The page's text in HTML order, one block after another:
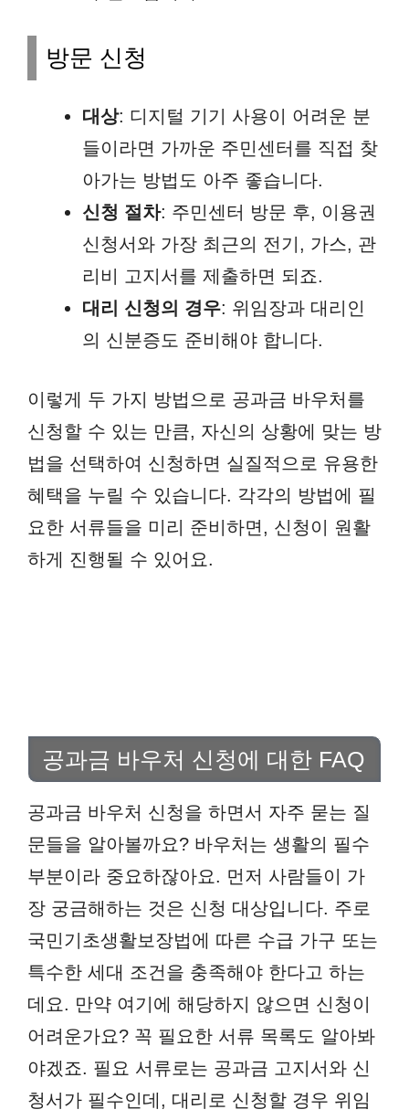
방문 신청
대상: 디지털 기기 사용이 어려운 분
들이라면 가까운 주민센터를 직접 찾
아가는 방법도 아주 좋습니다.
신청 절차: 주민센터 방문 후, 이용권
신청서와 가장 최근의 전기, 가스, 관
리비 고지서를 제출하면 되죠.
대리 신청의 경우: 위임장과 대리인
의 신분증도 준비해야 합니다.
이렇게 두 가지 방법으로 공과금 바우처를
신청할 수 있는 만큼, 자신의 상황에 맞는 방
법을 선택하여 신청하면 실질적으로 유용한
혜택을 누릴 수 있습니다. 각각의 방법에 필
요한 서류들을 미리 준비하면, 신청이 원활
하게 진행될 수 있어요.
공과금 바우처 신청에 대한 FAQ
공과금 바우처 신청을 하면서 자주 묻는 질
문들을 알아볼까요? 바우처는 생활의 필수
부분이라 중요하잖아요. 먼저 사람들이 가
장 궁금해하는 것은 신청 대상입니다. 주로
국민기초생활보장법에 따른 수급 가구 또는
특수한 세대 조건을 충족해야 한다고 하는
데요. 만약 여기에 해당하지 않으면 신청이
어려운가요? 꼭 필요한 서류 목록도 알아봐
야겠죠. 필요 서류로는 공과금 고지서와 신
청서가 필수인데, 대리로 신청할 경우 위임